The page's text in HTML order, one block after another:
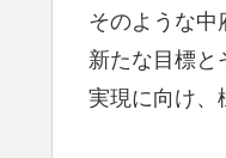
そのような中
新たな目標と
実現に向け、